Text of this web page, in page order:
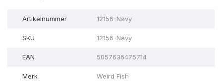
Artikelnummer 12156-Navy
SKU 12156-Navy
EAN 5057636475714
Merk Weird Fish